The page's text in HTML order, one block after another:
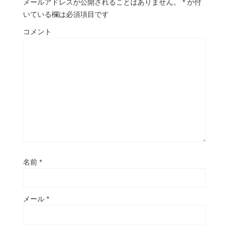
メールアドレスが公開されることはありません。 * が付
いている欄は必須項目です
コメント
名前 *
メール *